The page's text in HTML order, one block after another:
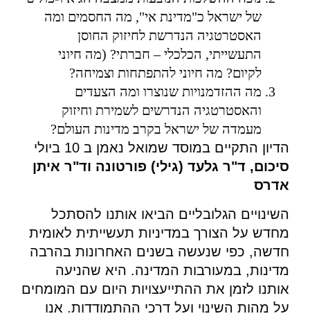
של ישראל כ"מדינת אי", מה החסמים ומה
האסטרטגיה הנדרשת לחיזוק החוסן
התעשייתי, הכלכלי – חברתי? (מה חיוני
לקיום? מה חיוני להתפתחות וצמיחה?
מה ההזדמנויות שנוצרו ומה הצעדים
והאסטרטגיה הנדרשים לשמירת וחיזוק
מעמדה של ישראל בקרב מדינות העולם?
הדיון התקיים במוסד שמואל נאמן ב 10 ביולי
סיכום, ד"ר גלעד (גילי) פורטונה וד"ר איתן
אדרס
השינויים הגלובליים הביאו אותנו להסתכל
מחדש על הצורך במדיניות תעשייתית לאומית
חדשה, כפי שנעשה בשנים האחרונות בהרבה
מדינות, במעורבות המדינה. היא שהניעה
אותנו לזמן את ההתייעצויות היום עם המומחים
על מהות השינוי ועל דרכי ההתמודדות. אנו